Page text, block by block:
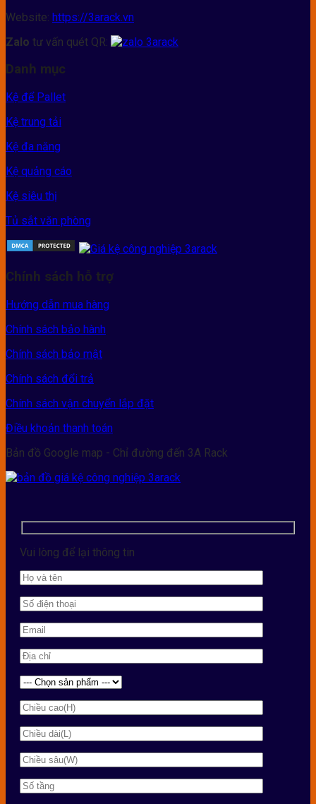
Website: https://3arack.vn
Zalo tư vấn quét QR:
Danh mục
Kệ để Pallet
Kệ trung tải
Kệ đa năng
Kệ quảng cáo
Kệ siêu thị
Tủ sắt văn phòng
Chính sách hỗ trợ
Hướng dẫn mua hàng
Chính sách bảo hành
Chính sách bảo mật
Chính sách đổi trả
Chính sách vận chuyển lắp đặt
Điều khoản thanh toán
Bản đồ Google map - Chỉ đường đến 3A Rack
Vui lòng để lại thông tin